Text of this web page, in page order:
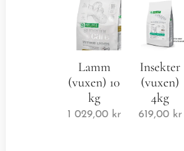
Lamm
(vuxen) 10
kg
1 029,00kr
Insekter
(vuxen)
4kg
619,00kr